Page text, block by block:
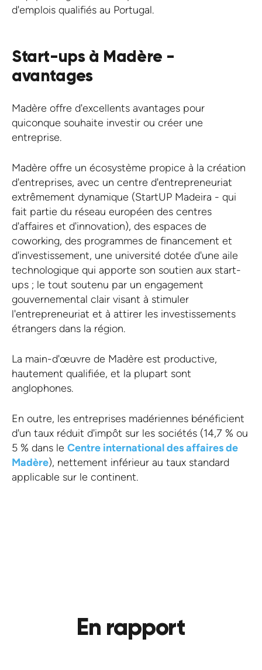
d'emplois qualifiés au Portugal.
Start-ups à Madère -
avantages
Madère offre d'excellents avantages pour
quiconque souhaite investir ou créer une
entreprise.
Madère offre un écosystème propice à la création
d'entreprises, avec un centre d'entrepreneuriat
extrêmement dynamique (StartUP Madeira - qui
fait partie du réseau européen des centres
d'affaires et d'innovation), des espaces de
coworking, des programmes de financement et
d'investissement, une université dotée d'une aile
technologique qui apporte son soutien aux start-
ups ; le tout soutenu par un engagement
gouvernemental clair visant à stimuler
l'entrepreneuriat et à attirer les investissements
étrangers dans la région.
La main-d'œuvre de Madère est productive,
hautement qualifiée, et la plupart sont
anglophones.
En outre, les entreprises madériennes bénéficient
d'un taux réduit d'impôt sur les sociétés (14,7 % ou
5 % dans le Centre international des affaires de
Madère), nettement inférieur au taux standard
applicable sur le continent.
En rapport